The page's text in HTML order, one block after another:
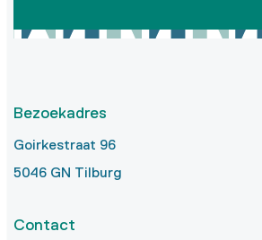
Bezoekadres
Goirkestraat 96
5046 GN Tilburg
Contact